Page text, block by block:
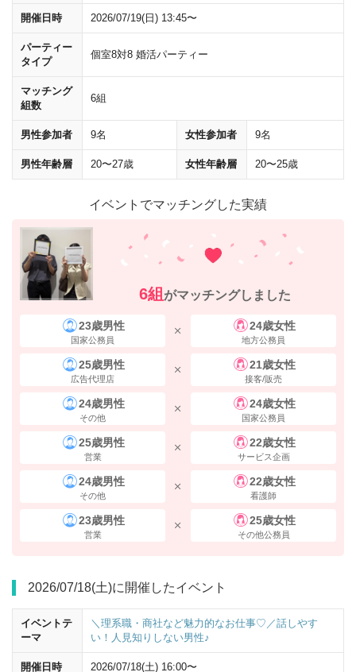
桜橋口改札を出て、右に曲がってください。
エキドンキや駅マルシェ
がございます。 正面にある横断歩道の
開催日時 2026/07/19(日) 13:45〜
パーティー
タイプ
個室8対8 婚活パーティー
マッチング
組数
6組
男性参加者 9名 女性参加者 9名
男性年齢層 20〜27歳 女性年齢層 20〜25歳
イベントでマッチングした実績
6組がマッチングしました
23歳男性
国家公務員
24歳女性
地方公務員
25歳男性
広告代理店
21歳女性
接客/販売
24歳男性
その他
24歳女性
国家公務員
25歳男性
営業
22歳女性
サービス企画
24歳男性
その他
22歳女性
看護師
23歳男性
営業
25歳女性
その他公務員
2026/07/18(土)に開催したイベント
イベントテ
ーマ
＼理系職・商社など魅力的なお仕事♡／話しやす
い！人見知りしない男性♪
開催日時 2026/07/18(土) 16:00〜